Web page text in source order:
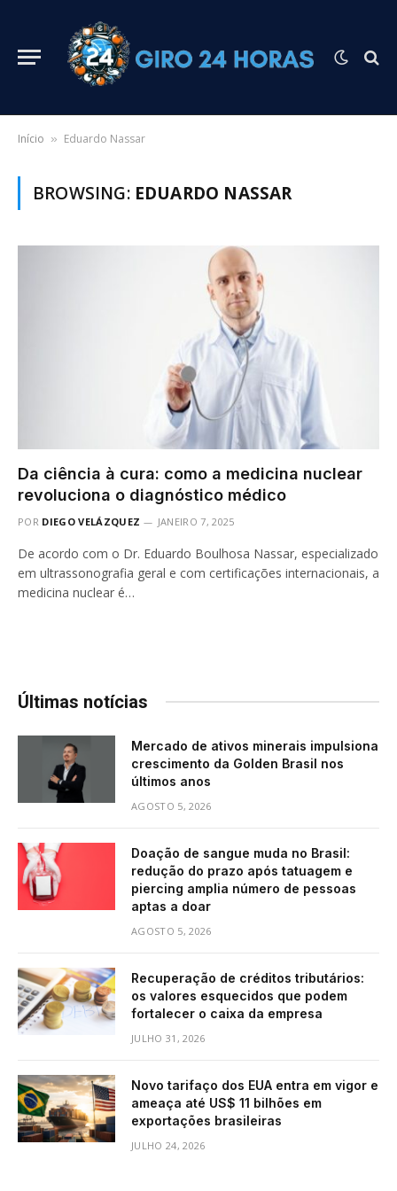
Início » Eduardo Nassar
BROWSING: EDUARDO NASSAR
Da ciência à cura: como a medicina nuclear
revoluciona o diagnóstico médico
POR DIEGO VELÁZQUEZ JANEIRO 7, 2025
De acordo com o Dr. Eduardo Boulhosa Nassar, especializado
em ultrassonografia geral e com certificações internacionais, a
medicina nuclear é…
Últimas notícias
Mercado de ativos minerais impulsiona
crescimento da Golden Brasil nos
últimos anos
AGOSTO 5, 2026
Doação de sangue muda no Brasil:
redução do prazo após tatuagem e
piercing amplia número de pessoas
aptas a doar
AGOSTO 5, 2026
Recuperação de créditos tributários:
os valores esquecidos que podem
fortalecer o caixa da empresa
JULHO 31, 2026
Novo tarifaço dos EUA entra em vigor e
ameaça até US$ 11 bilhões em
exportações brasileiras
JULHO 24, 2026